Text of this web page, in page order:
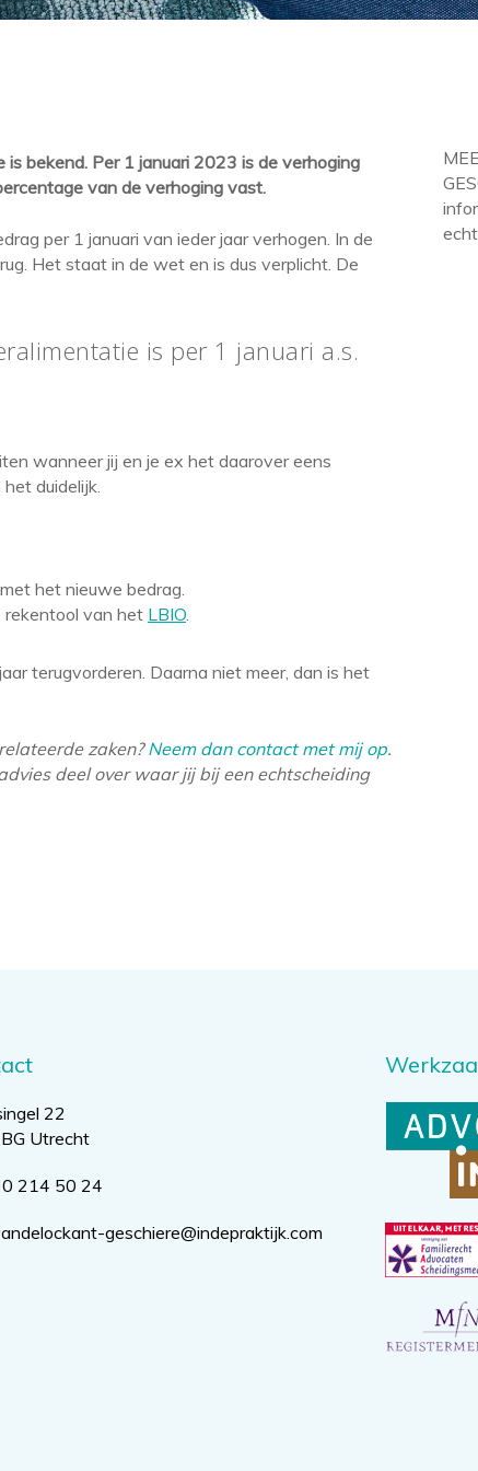
bekend. Per 1 januari 2023 is de verhoging
van de verhoging vast.
per 1 januari van ieder jaar verhogen. In de
Het staat in de wet en is dus verplicht. De
is per 1 januari a.s.
wanneer jij en je ex het daarover eens
duidelijk.
het nieuwe bedrag.
rekentool van het LBIO.
terugvorderen. Daarna niet meer, dan is het
zaken?Neem dan contact met mij op.
deel over waar jij bij een echtscheiding
22
Utrecht
214 50 24
geschiere@indepraktijk.com